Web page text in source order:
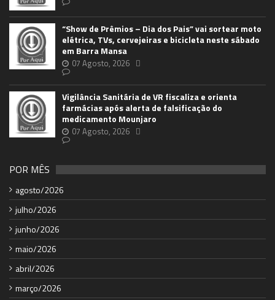
“Show de Prêmios – Dia dos Pais” vai sortear moto
elétrica, TVs, cervejeiras e bicicleta neste sábado
em Barra Mansa
07 Agosto, 2026
Vigilância Sanitária de VR fiscaliza e orienta
farmácias após alerta de falsificação do
medicamento Mounjaro
07 Agosto, 2026
POR MÊS
agosto/2026
julho/2026
junho/2026
maio/2026
abril/2026
março/2026